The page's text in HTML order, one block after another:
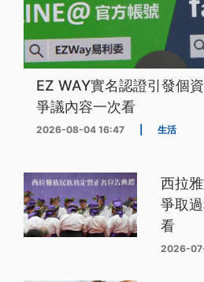
EZ WAY實名認證引發個
爭議內容一次看
2026-08-04 16:47 生活
西拉
爭取
看
2026-